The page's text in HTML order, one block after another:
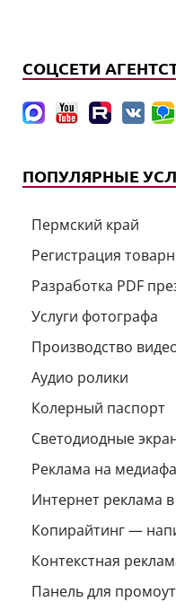
СОЦСЕТИ
ПОПУЛЯРНЫЕ
Пермский край
Регистрация
Разработка PDF
Услуги фотографа
Производство
Аудио ролики
Колерный паспорт
Светодиодные
Реклама на
Интернет реклама
Копирайтинг —
Контекстная
Панель для